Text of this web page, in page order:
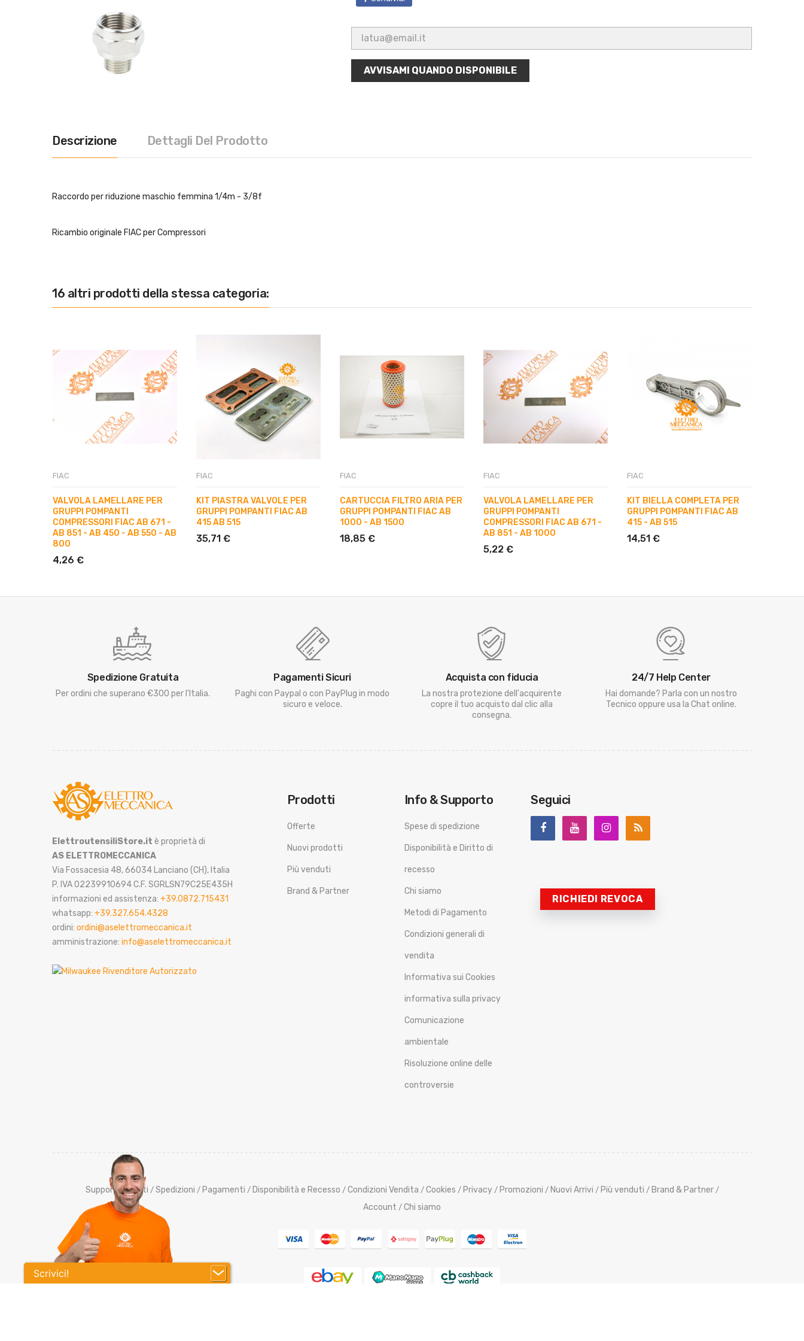
AVVISAMI QUANDO DISPONIBILE
Descrizione Dettagli Del Prodotto
Raccordo per riduzione maschio femmina 1/4m - 3/8f
Ricambio originale FIAC per Compressori
16 altri prodotti della stessa categoria:
FIAC
VALVOLA LAMELLARE PER
GRUPPI POMPANTI
COMPRESSORI FIAC AB 671 -
AB 851 - AB 450 - AB 550 - AB
800
4,26 €
FIAC
KIT PIASTRA VALVOLE PER
GRUPPI POMPANTI FIAC AB
415 AB 515
35,71 €
FIAC
CARTUCCIA FILTRO ARIA PER
GRUPPI POMPANTI FIAC AB
1000 - AB 1500
18,85 €
FIAC
VALVOLA LAMELLARE PER
GRUPPI POMPANTI
COMPRESSORI FIAC AB 671 -
AB 851 - AB 1000
5,22 €
FIAC
KIT BIELLA COMPLETA PER
GRUPPI POMPANTI FIAC AB
415 - AB 515
14,51 €
Spedizione Gratuita
Per ordini che superano €300 per l'Italia.
Pagamenti Sicuri
Paghi con Paypal o con PayPlug in modo
sicuro e veloce.
Acquista con fiducia
La nostra protezione dell'acquirente
copre il tuo acquisto dal clic alla
consegna.
24/7 Help Center
Hai domande? Parla con un nostro
Tecnico oppure usa la Chat online.
ElettroutensiliStore.it è proprietà di
AS ELETTROMECCANICA
Via Fossacesia 48, 66034 Lanciano (CH), Italia
P. IVA 02239910694 C.F. SGRLSN79C25E435H
informazioni ed assistenza: +39.0872.715431
whatsapp: +39.327.654.4328
ordini: ordini@aselettromeccanica.it
amministrazione: info@aselettromeccanica.it
Prodotti
Offerte
Nuovi prodotti
Più venduti
Brand & Partner
Info & Supporto
Spese di spedizione
Disponibilità e Diritto di
recesso
Chi siamo
Metodi di Pagamento
Condizioni generali di
vendita
Informativa sui Cookies
informativa sulla privacy
Comunicazione
ambientale
Risoluzione online delle
controversie
Seguici
RICHIEDI REVOCA
Supporto Clienti / Spedizioni / Pagamenti / Disponibilità e Recesso / Condizioni Vendita / Cookies / Privacy / Promozioni / Nuovi Arrivi / Più venduti / Brand & Partner /
Account / Chi siamo
Scrivici!